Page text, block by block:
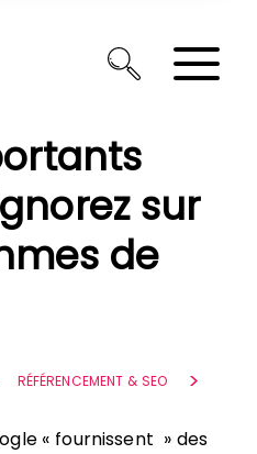
sur
de
RÉFÉRENCEMENT & SEO
« fournissent » des